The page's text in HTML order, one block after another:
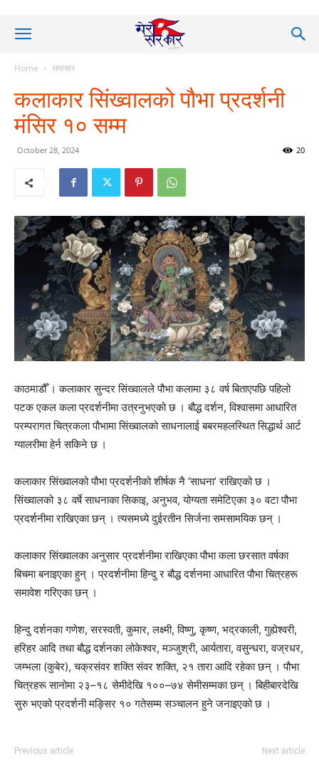
Home समाचार
कलाकार सिंख्वालको पौभा प्रदर्शनी
मंसिर १० सम्म
October 28, 2024 20
काठमाडौँ । कलाकार सुन्दर सिंख्वालले पौभा कलामा ३८ वर्ष बिताएपछि पहिलो
पटक एकल कला प्रदर्शनीमा उत्रनुभएको छ । बौद्ध दर्शन, विश्वासमा आधारित
परम्परागत चित्रकला पौभामा सिंख्वालको साधनालाई बबरमहलस्थित सिद्धार्थ आर्ट
ग्यालरीमा हेर्न सकिने छ ।
कलाकार सिंख्वालको पौभा प्रदर्शनीको शीर्षक नै ‘साधना’ राखिएको छ ।
सिंख्वालको ३८ वर्षे साधनाका सिकाइ, अनुभव, योग्यता समेटिएका ३० वटा पौभा
प्रदर्शनीमा राखिएका छन् । त्यसमध्ये दुईरतीन सिर्जना समसामयिक छन् ।
कलाकार सिंख्वालका अनुसार प्रदर्शनीमा राखिएका पौभा कला छरसात वर्षका
बिचमा बनाइएका हुन् । प्रदर्शनीमा हिन्दु र बौद्ध दर्शनमा आधारित पौभा चित्रहरू
समावेश गरिएका छन् ।
हिन्दु दर्शनका गणेश, सरस्वती, कुमार, लक्ष्मी, विष्णु, कृष्ण, भद्रकाली, गुह्येश्वरी,
हरिहर आदि तथा बौद्ध दर्शनका लोकेश्वर, मञ्जुश्री, आर्यतारा, वसुन्धरा, वज्रधर,
जम्भला (कुबेर), चक्रसंवर शक्ति संवर शक्ति, २१ तारा आदि रहेका छन् । पौभा
चित्रहरू सानोमा २३–१८ सेमीदेखि १००–७४ सेमीसम्मका छन् । बिहीबारदेखि
सुरु भएको प्रदर्शनी मङ्सिर १० गतेसम्म सञ्चालन हुने जनाइएको छ ।
Previous article Next article